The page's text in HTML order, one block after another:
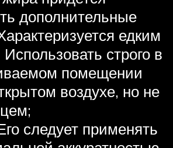
дополнительные
едким
строго в
помещении
воздухе, но не
следует применять